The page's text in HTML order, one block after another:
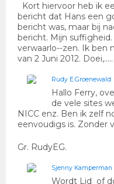
Kort hiervoor heb ik
bericht dat Hans een
bericht was, maar bij
bericht. Mijn
verwaarlo--zen. Ik ben
van 2 Juni 2012. Doei,.....
Rudy E.Groenewald
Hallo Ferry,
de vele sites
NICC enz. Ben ik zelf
eenvoudigs is. Zonder
Gr. RudyEG.
Sjenny Kamperman
Wordt Lid of